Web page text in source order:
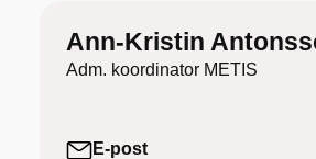
Ann-Kristin
Adm. koordinator METIS
E-post